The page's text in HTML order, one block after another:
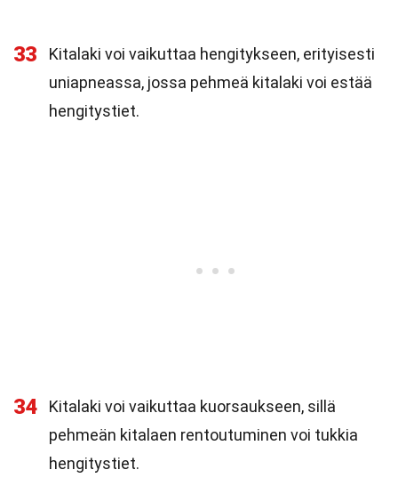
33
Kitalaki voi vaikuttaa hengitykseen, erityisesti
uniapneassa, jossa pehmeä kitalaki voi estää
hengitystiet.
34
Kitalaki voi vaikuttaa kuorsaukseen, sillä
pehmeän kitalaen rentoutuminen voi tukkia
hengitystiet.